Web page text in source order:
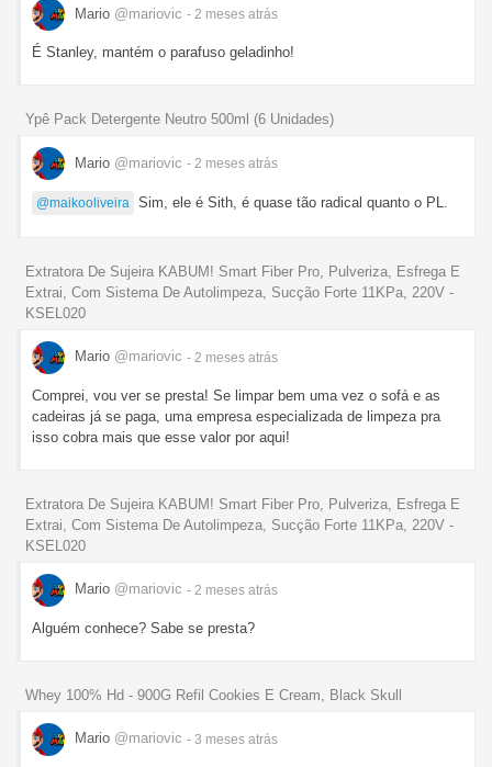
Mario @mariovic - 2 meses atrás
É Stanley, mantém o parafuso geladinho!
Ypê Pack Detergente Neutro 500ml (6 Unidades)
Mario @mariovic - 2 meses atrás
@maikooliveira Sim, ele é Sith, é quase tão radical quanto o PL.
Extratora De Sujeira KABUM! Smart Fiber Pro, Pulveriza, Esfrega E
Extrai, Com Sistema De Autolimpeza, Sucção Forte 11KPa, 220V -
KSEL020
Mario @mariovic - 2 meses atrás
Comprei, vou ver se presta! Se limpar bem uma vez o sofá e as
cadeiras já se paga, uma empresa especializada de limpeza pra
isso cobra mais que esse valor por aqui!
Extratora De Sujeira KABUM! Smart Fiber Pro, Pulveriza, Esfrega E
Extrai, Com Sistema De Autolimpeza, Sucção Forte 11KPa, 220V -
KSEL020
Mario @mariovic - 2 meses atrás
Alguém conhece? Sabe se presta?
Whey 100% Hd - 900G Refil Cookies E Cream, Black Skull
Mario @mariovic - 3 meses atrás